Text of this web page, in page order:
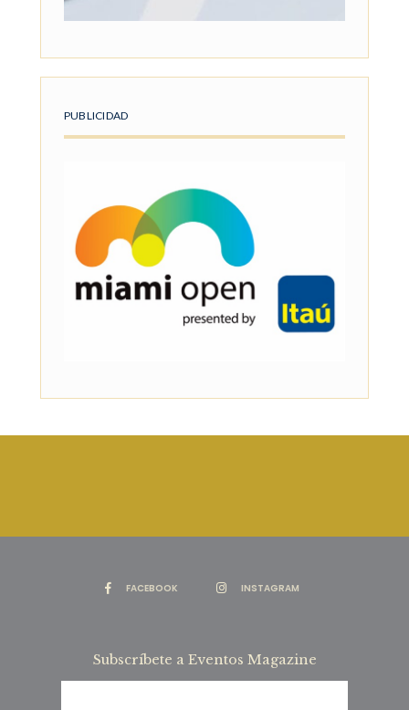
PUBLICIDAD
FACEBOOK INSTAGRAM
Subscríbete a Eventos Magazine